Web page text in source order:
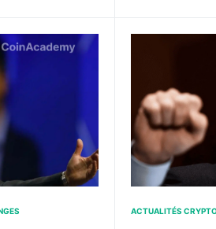
remboursant ses clients à
Genesis
ACTUALITÉS